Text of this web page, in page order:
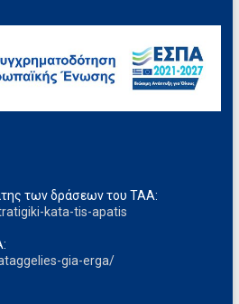
των δράσεων του ΤΑΑ:
kata-tis-apatis
gia-erga/